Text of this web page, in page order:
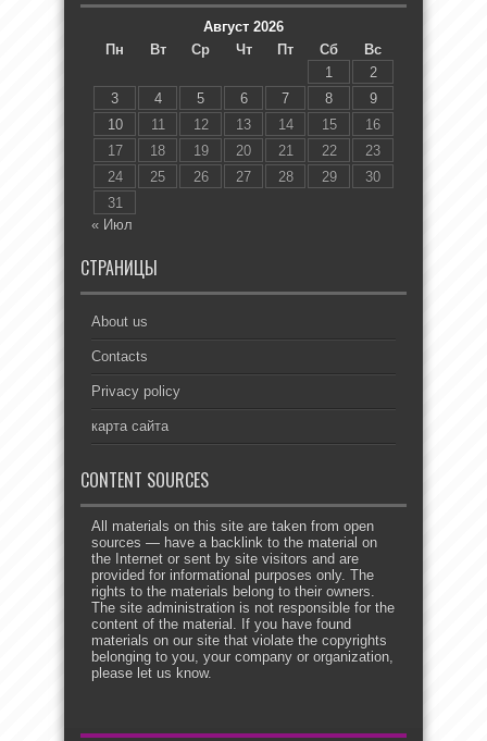
Август 2026
Пн
Вт Ср Чт Пт Сб
Вс
1
2
3
4 5 6 7 8
9
10
11 12 13 14 15
16
17
18 19 20 21 22
23
24
25 26 27 28 29
30
31
« Июл
СТРАНИЦЫ
About us
Contacts
Privacy policy
карта сайта
CONTENT SOURCES
All materials on this site are taken from open
sources — have a backlink to the material on
the Internet or sent by site visitors and are
provided for informational purposes only. The
rights to the materials belong to their owners.
The site administration is not responsible for the
content of the material. If you have found
materials on our site that violate the copyrights
belonging to you, your company or organization,
please let us know.